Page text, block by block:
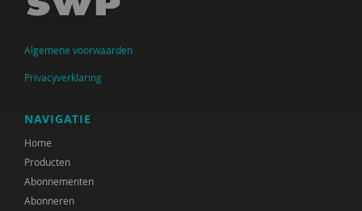
Algemene voorwaarden
Privacyverklaring
NAVIGATIE
Home
Producten
Abonnementen
Abonneren